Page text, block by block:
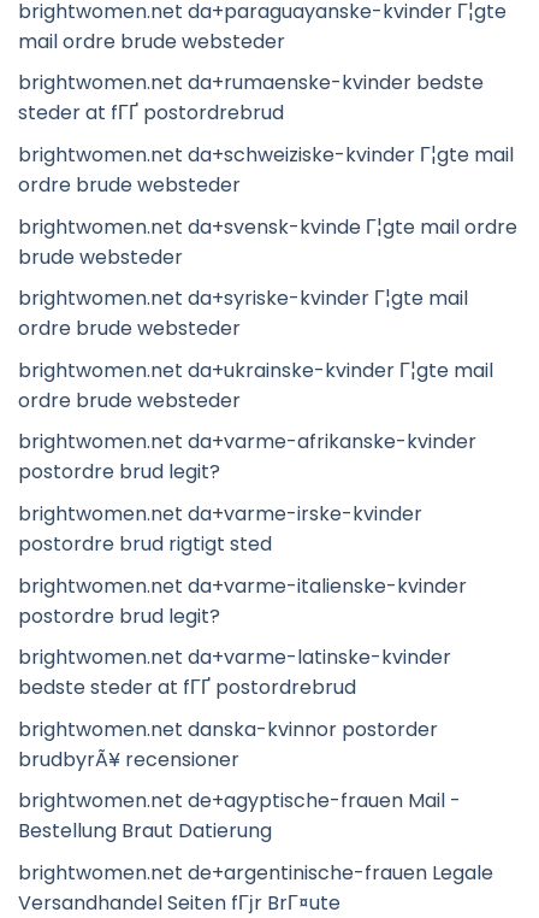
brightwomen.net da+paraguayanske-kvinder Г¦gte
mail ordre brude websteder
brightwomen.net da+rumaenske-kvinder bedste
steder at fГҐ postordrebrud
brightwomen.net da+schweiziske-kvinder Г¦gte mail
ordre brude websteder
brightwomen.net da+svensk-kvinde Г¦gte mail ordre
brude websteder
brightwomen.net da+syriske-kvinder Г¦gte mail
ordre brude websteder
brightwomen.net da+ukrainske-kvinder Г¦gte mail
ordre brude websteder
brightwomen.net da+varme-afrikanske-kvinder
postordre brud legit?
brightwomen.net da+varme-irske-kvinder
postordre brud rigtigt sted
brightwomen.net da+varme-italienske-kvinder
postordre brud legit?
brightwomen.net da+varme-latinske-kvinder
bedste steder at fГҐ postordrebrud
brightwomen.net danska-kvinnor postorder
brudbyrÃ¥ recensioner
brightwomen.net de+agyptische-frauen Mail -
Bestellung Braut Datierung
brightwomen.net de+argentinische-frauen Legale
Versandhandel Seiten fГјr BrГ¤ute